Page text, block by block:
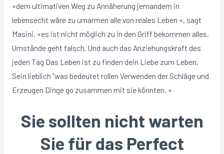
«dem ultimativen Weg zu Annäherung jemandem in
lebensecht wäre zu umarmen alle von reales Leben «, sagt
Masini. «es ist nicht möglich zu in den Griff bekommen alles.
Umstände geht falsch. Und auch das Anziehungskraft des
jeden Tag Das Leben ist zu finden dein Liebe zum Leben,
Sein lieblich ”was bedeutet rollen Verwenden der Schläge und
Erzeugen Dinge go zusammen mit sie könnten. «
Sie sollten nicht warten
Sie für das Perfect